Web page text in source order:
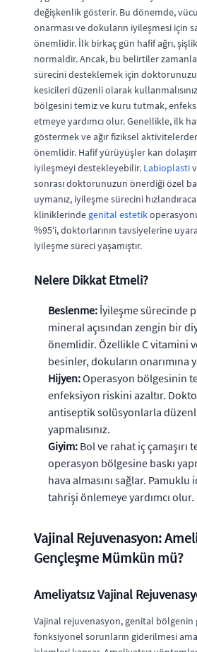
değişkenlik gösterir. Bu dönemde,
onarması ve dokuların iyileşmesi için
önemlidir. İlk birkaç gün hafif ağrı,
normaldir. Ancak, bu belirtiler zamanla
sürecini desteklemek için
kesicileri düzenli olarak
bölgesini temiz ve kuru tutmak,
etmeye yardımcı olur. Genellikle, ilk
göstermek ve ağır fiziksel
önemlidir. Hafif yürüyüşler kan
iyileşmeyi destekleyebilir. Labioplasti
sonrası doktorunuzun önerdiği özel
uymanız, iyileşme sürecini
kliniklerinde genital estetik
%95'i, doktorlarının tavsiyelerine
iyileşme süreci yaşamıştır.
Nelere Dikkat Etmeli?
Beslenme: İyileşme sürecinde
mineral açısından zengin bir
önemlidir. Özellikle C vitamini
besinler, dokuların onarımına
Hijyen:Operasyon bölgesinin
enfeksiyon riskini azaltır.
antiseptik solüsyonlarla
yapmalısınız.
Giyim: Bol ve rahat iç çamaşırı
operasyon bölgesine baskı
hava almasını sağlar. Pamuklu
tahrişi önlemeye yardımcı olur.
Vajinal Rejuvenasyon:
Gençleşme Mümkün mü?
Ameliyatsız Vajinal
Vajinal rejuvenasyon, genital bölgenin
fonksiyonel sorunların giderilmesi